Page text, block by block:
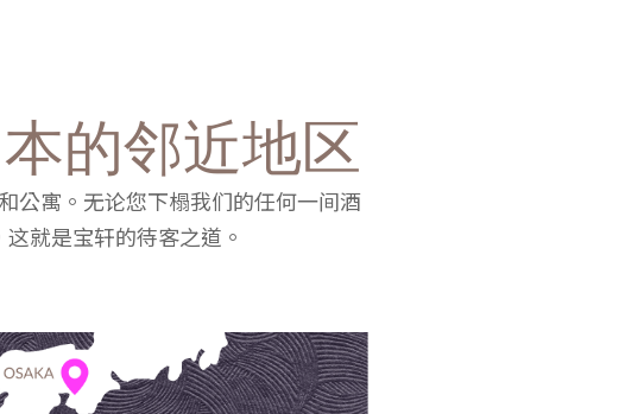
的邻近地区
公寓。无论您下榻我们的任何一间酒
就是宝轩的待客之道。